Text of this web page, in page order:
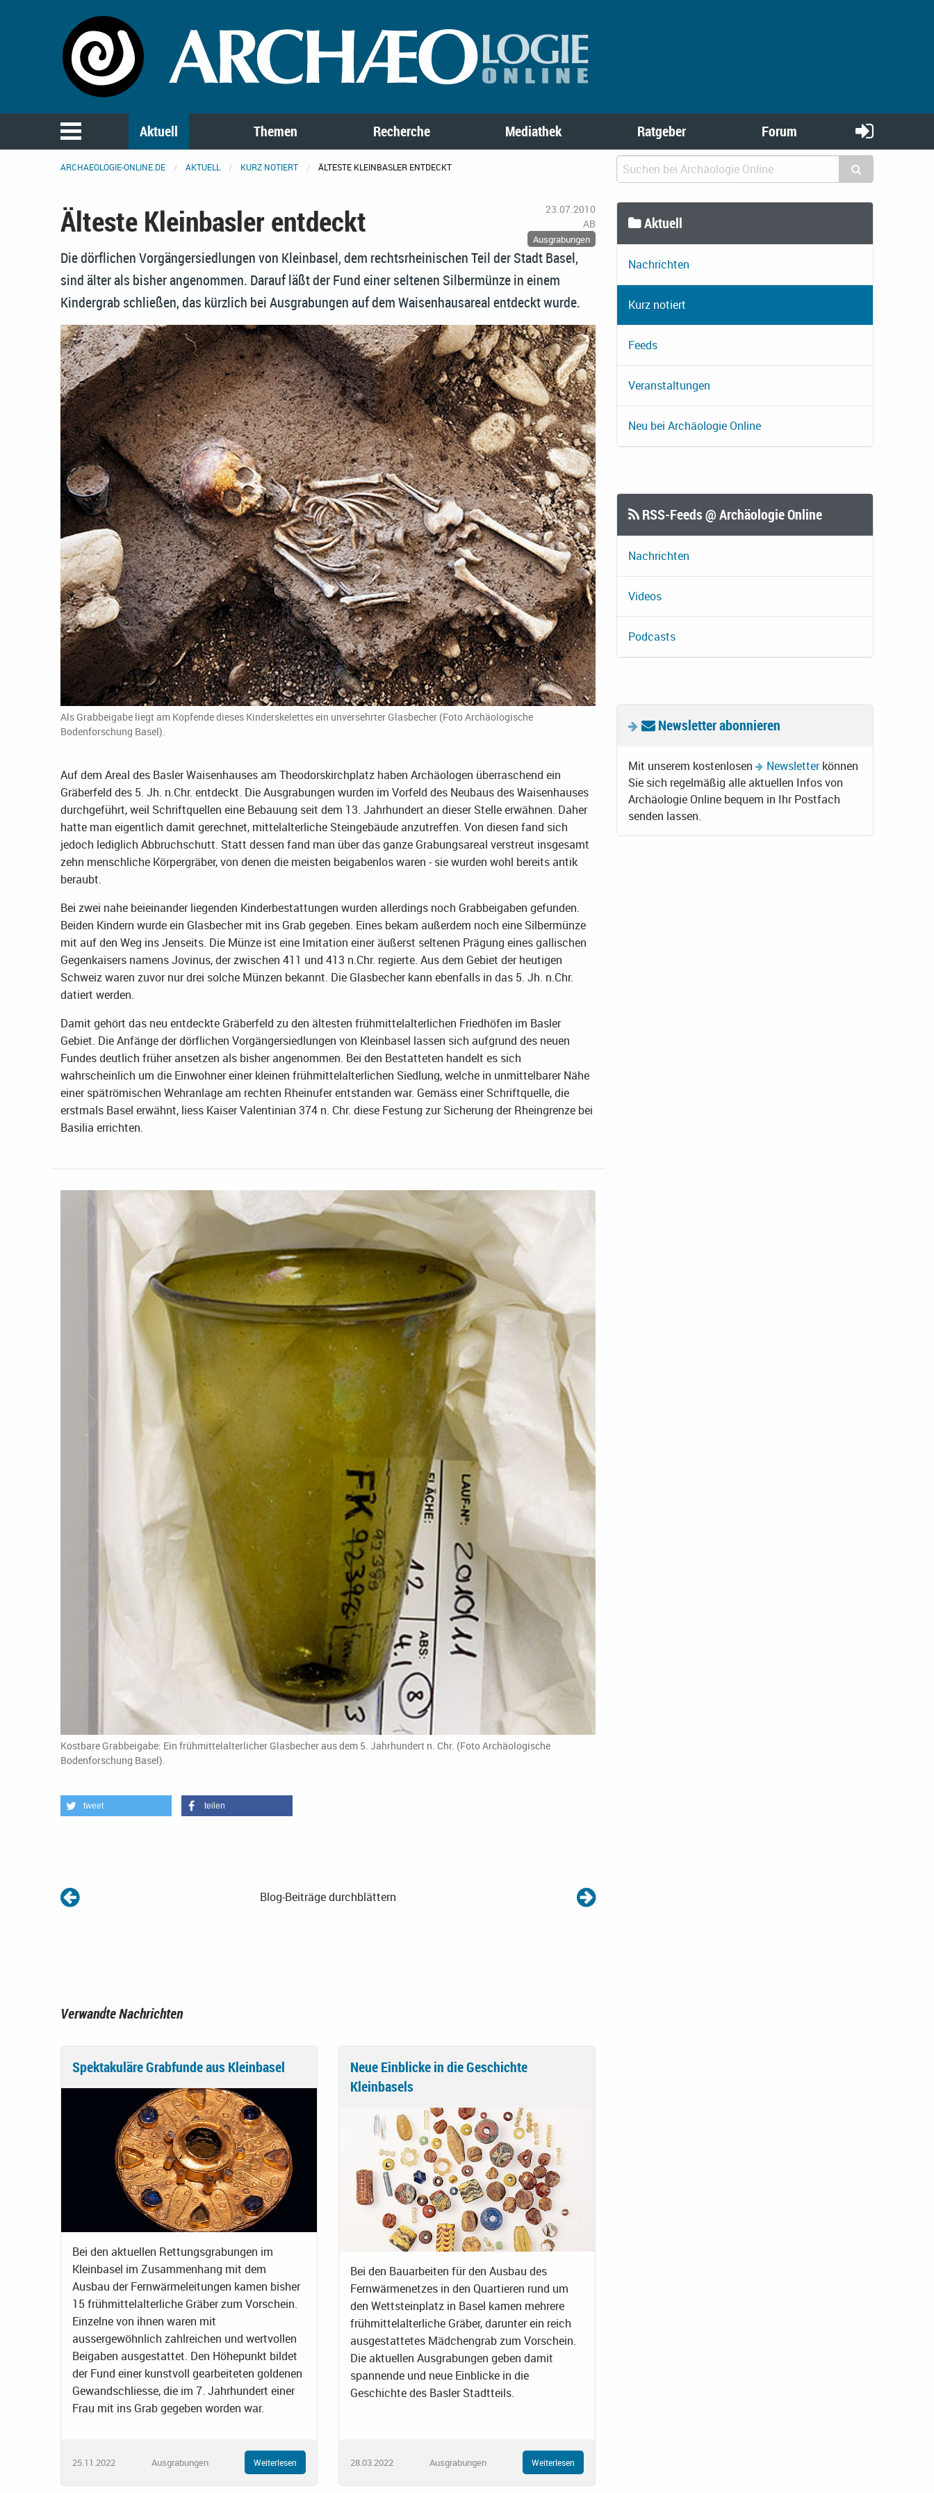
Aktuell Themen Recherche Mediathek Ratgeber Forum
ARCHAEOLOGIE-ONLINE.DE AKTUELL KURZ NOTIERT ÄLTESTE KLEINBASLER ENTDECKT
Älteste Kleinbasler entdeckt
23.07.2010
AB
Ausgrabungen
Die dörflichen Vorgängersiedlungen von Kleinbasel, dem rechtsrheinischen Teil der Stadt Basel,
sind älter als bisher angenommen. Darauf läßt der Fund einer seltenen Silbermünze in einem
Kindergrab schließen, das kürzlich bei Ausgrabungen auf dem Waisenhausareal entdeckt wurde.
Als Grabbeigabe liegt am Kopfende dieses Kinderskelettes ein unversehrter Glasbecher (Foto Archäologische
Bodenforschung Basel).
Auf dem Areal des Basler Waisenhauses am Theodorskirchplatz haben Archäologen überraschend ein
Gräberfeld des 5. Jh. n.Chr. entdeckt. Die Ausgrabungen wurden im Vorfeld des Neubaus des Waisenhauses
durchgeführt, weil Schriftquellen eine Bebauung seit dem 13. Jahrhundert an dieser Stelle erwähnen. Daher
hatte man eigentlich damit gerechnet, mittelalterliche Steingebäude anzutreffen. Von diesen fand sich
jedoch lediglich Abbruchschutt. Statt dessen fand man über das ganze Grabungsareal verstreut insgesamt
zehn menschliche Körpergräber, von denen die meisten beigabenlos waren - sie wurden wohl bereits antik
beraubt.
Bei zwei nahe beieinander liegenden Kinderbestattungen wurden allerdings noch Grabbeigaben gefunden.
Beiden Kindern wurde ein Glasbecher mit ins Grab gegeben. Eines bekam außerdem noch eine Silbermünze
mit auf den Weg ins Jenseits. Die Münze ist eine Imitation einer äußerst seltenen Prägung eines gallischen
Gegenkaisers namens Jovinus, der zwischen 411 und 413 n.Chr. regierte. Aus dem Gebiet der heutigen
Schweiz waren zuvor nur drei solche Münzen bekannt. Die Glasbecher kann ebenfalls in das 5. Jh. n.Chr.
datiert werden.
Damit gehört das neu entdeckte Gräberfeld zu den ältesten frühmittelalterlichen Friedhöfen im Basler
Gebiet. Die Anfänge der dörflichen Vorgängersiedlungen von Kleinbasel lassen sich aufgrund des neuen
Fundes deutlich früher ansetzen als bisher angenommen. Bei den Bestatteten handelt es sich
wahrscheinlich um die Einwohner einer kleinen frühmittelalterlichen Siedlung, welche in unmittelbarer Nähe
einer spätrömischen Wehranlage am rechten Rheinufer entstanden war. Gemäss einer Schriftquelle, die
erstmals Basel erwähnt, liess Kaiser Valentinian 374 n. Chr. diese Festung zur Sicherung der Rheingrenze bei
Basilia errichten.
Kostbare Grabbeigabe: Ein frühmittelalterlicher Glasbecher aus dem 5. Jahrhundert n. Chr. (Foto Archäologische
Bodenforschung Basel).
tweet teilen
Blog-Beiträge durchblättern
Verwandte Nachrichten
Spektakuläre Grabfunde aus Kleinbasel
Bei den aktuellen Rettungsgrabungen im
Kleinbasel im Zusammenhang mit dem
Ausbau der Fernwärmeleitungen kamen bisher
15 frühmittelalterliche Gräber zum Vorschein.
Einzelne von ihnen waren mit
aussergewöhnlich zahlreichen und wertvollen
Beigaben ausgestattet. Den Höhepunkt bildet
der Fund einer kunstvoll gearbeiteten goldenen
Gewandschliesse, die im 7. Jahrhundert einer
Frau mit ins Grab gegeben worden war.
25.11.2022 Ausgrabungen Weiterlesen
Neue Einblicke in die Geschichte
Kleinbasels
Bei den Bauarbeiten für den Ausbau des
Fernwärmenetzes in den Quartieren rund um
den Wettsteinplatz in Basel kamen mehrere
frühmittelalterliche Gräber, darunter ein reich
ausgestattetes Mädchengrab zum Vorschein.
Die aktuellen Ausgrabungen geben damit
spannende und neue Einblicke in die
Geschichte des Basler Stadtteils.
28.03.2022 Ausgrabungen Weiterlesen
Aktuell
Nachrichten
Kurz notiert
Feeds
Veranstaltungen
Neu bei Archäologie Online
RSS-Feeds @ Archäologie Online
Nachrichten
Videos
Podcasts
Newsletter abonnieren
Mit unserem kostenlosen Newsletterkönnen
Sie sich regelmäßig alle aktuellen Infos von
Archäologie Online bequem in Ihr Postfach
senden lassen.